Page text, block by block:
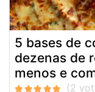
5 bases de
dezenas de
menos e